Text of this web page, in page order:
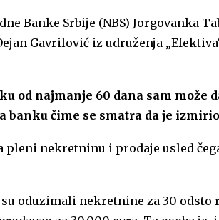
Banke Srbije (NBS) Jorgovanka
Gavrilović iz udruženja
od najmanje 60 dana sam može
čime se smatra da je
nekretninu i prodaje usled
oduzimali nekretnine za 30 odsto